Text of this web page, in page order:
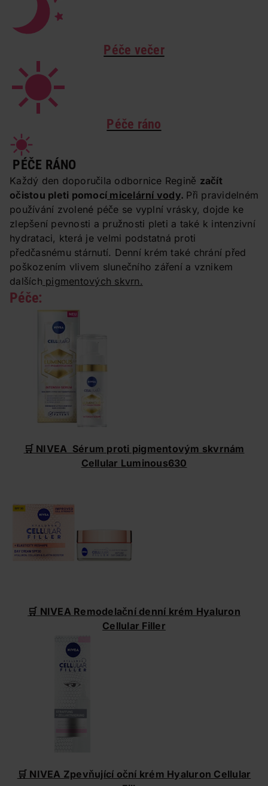
Péče večer
Péče ráno
PÉČE RÁNO
Každý den doporučila odbornice Regině začít
očistou pleti pomocí micelární vody. Při pravidelném
používání zvolené péče se vyplní vrásky, dojde ke
zlepšení pevnosti a pružnosti pleti a také k intenzivní
hydrataci, která je velmi podstatná proti
předčasnému stárnutí. Denní krém také chrání před
poškozením vlivem slunečního záření a vznikem
dalších pigmentových skvrn.
Péče:
🛒 NIVEA Sérum proti pigmentovým skvrnám
Cellular Luminous630
🛒 NIVEA Remodelační denní krém Hyaluron
Cellular Filler
🛒 NIVEA Zpevňující oční krém Hyaluron Cellular